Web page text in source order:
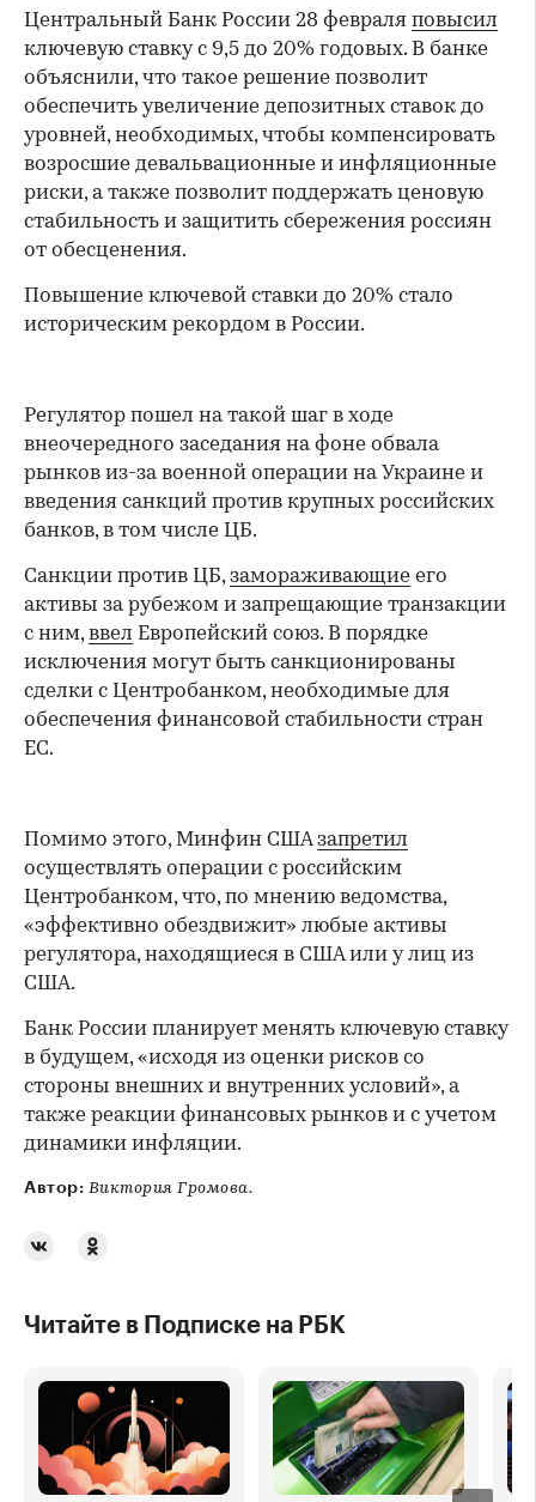
Центральный Банк России 28 февраля повысил
ключевую ставку с 9,5 до 20% годовых. В банке
объяснили, что такое решение позволит
обеспечить увеличение депозитных ставок до
уровней, необходимых, чтобы компенсировать
возросшие девальвационные и инфляционные
риски, а также позволит поддержать ценовую
стабильность и защитить сбережения россиян
от обесценения.
Повышение ключевой ставки до 20% стало
историческим рекордом в России.
Регулятор пошел на такой шаг в ходе
внеочередного заседания на фоне обвала
рынков из-за военной операции на Украине и
введения санкций против крупных российских
банков, в том числе ЦБ.
Санкции против ЦБ,замораживающие его
активы за рубежом и запрещающие транзакции
с ним,ввел Европейский союз. В порядке
исключения могут быть санкционированы
сделки с Центробанком, необходимые для
обеспечения финансовой стабильности стран
ЕС.
Помимо этого, Минфин СШАзапретил
осуществлять операции с российским
Центробанком, что, по мнению ведомства,
«эффективно обездвижит» любые активы
регулятора, находящиеся в США или у лиц из
США.
Банк России планирует менять ключевую ставку
в будущем, «исходя из оценки рисков со
стороны внешних и внутренних условий», а
также реакции финансовых рынков и с учетом
динамики инфляции.
Автор: Виктория Громова.
Читайте в Подписке на РБК